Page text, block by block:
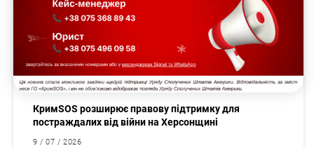
КримSOS розширює правову підтримку для
постраждалих від війни на Херсонщині
9 / 07 / 2026